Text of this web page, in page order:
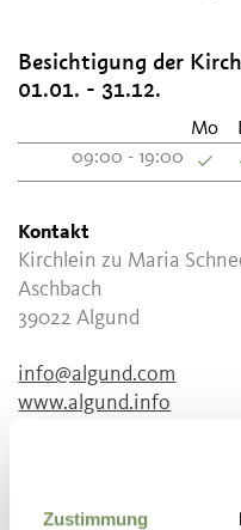
Zustimmung
Besichtigung der
01.01. - 31.12.
Mo
09:00 - 19:00
Kontakt
Kirchlein zu Maria
Aschbach
39022 Algund
info@algund.com
www.algund.info